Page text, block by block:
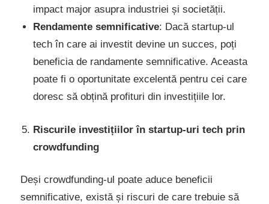
impact major asupra industriei și societății.
Rendamente semnificative: Dacă startup-ul
tech în care ai investit devine un succes, poți
beneficia de randamente semnificative. Aceasta
poate fi o oportunitate excelentă pentru cei care
doresc să obțină profituri din investițiile lor.
Riscurile investițiilor în startup-uri tech prin
crowdfunding
Deși crowdfunding-ul poate aduce beneficii
semnificative, există și riscuri de care trebuie să